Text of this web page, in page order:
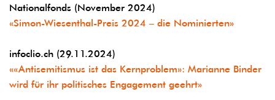
Nationalfonds (November 2024)
«Simon-Wiesenthal-Preis 2024 – die Nominierten»
infoclio.ch (29.11.2024)
««Antisemitismus ist das Kernproblem»: Marianne Binder
wird für ihr politisches Engagement geehrt»